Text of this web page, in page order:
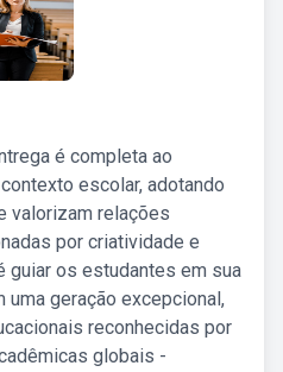
é completa ao
escolar, adotando
valorizam relações
por criatividade e
guiar os estudantes em sua
uma geração excepcional,
reconhecidas por
globais -